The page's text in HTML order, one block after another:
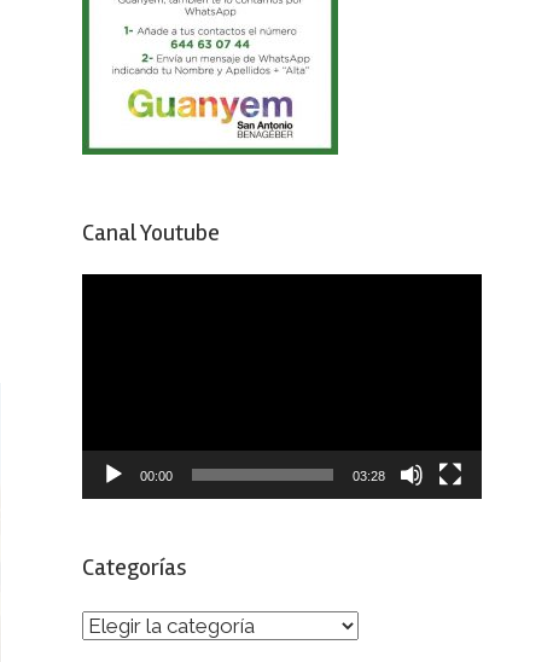
Canal Youtube
00:00 03:28
Categorías
Categorías